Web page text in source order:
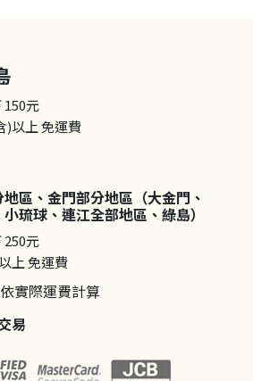
150元
)以上免運費
地區、金門部分地區（大金門、
琉球、連江全部地區、綠島）
250元
上免運費
實際運費計算
易